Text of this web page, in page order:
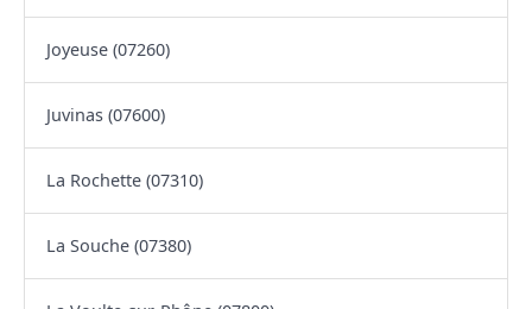
Joyeuse (07260)
Juvinas (07600)
La Rochette (07310)
La Souche (07380)